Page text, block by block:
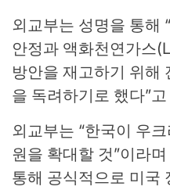
외교부는 성명을 통해
안정과 액화천연가스
방안을 재고하기 위해
을 독려하기로 했다”
외교부는 “한국이 우
원을 확대할 것”이라
통해 공식적으로 미국